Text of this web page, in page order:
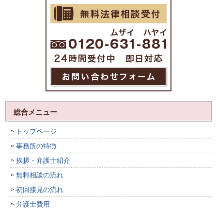
総合メニュー
トップページ
事務所の特徴
挨拶・弁護士紹介
無料相談の流れ
初回接見の流れ
弁護士費用